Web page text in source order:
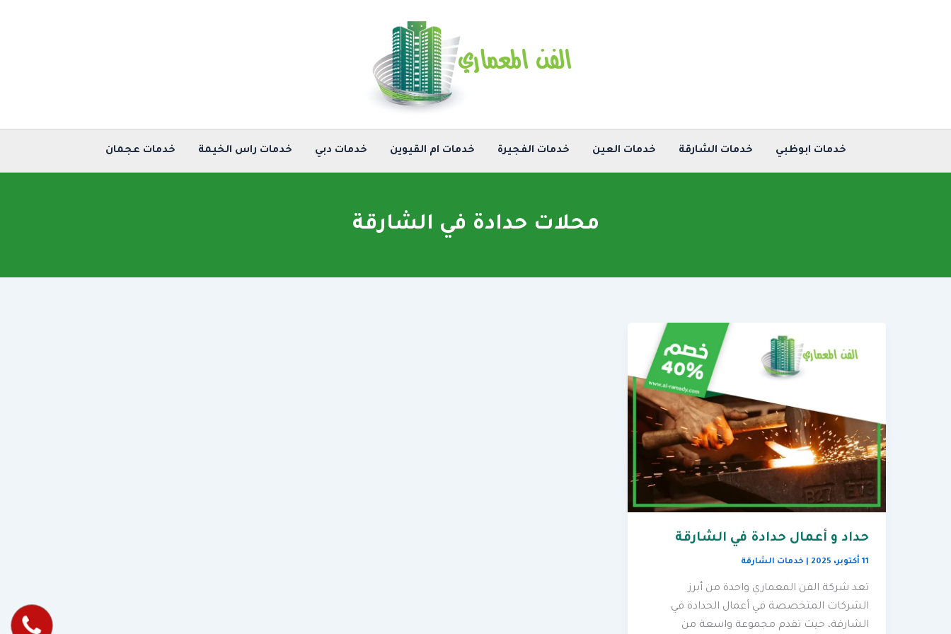
خدمات ابوظبي خدمات الشارقة خدمات العين خدمات الفجيرة خدمات ام القيوين خدمات دبي خدمات راس الخيمة خدمات عجمان
محلات حدادة في الشارقة
حداد و أعمال حدادة في الشارقة
11 أكتوبر، 2025 خدمات الشارقة
تعد شركة الفن المعماري واحدة من أبرز
الشركات المتخصصة في أعمال الحدادة في
الشارقة، حيث تقدم مجموعة واسعة من